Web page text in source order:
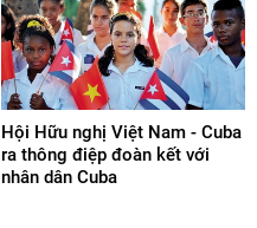
Hội Hữu nghị Việt Nam - Cuba
ra thông điệp đoàn kết với
nhân dân Cuba